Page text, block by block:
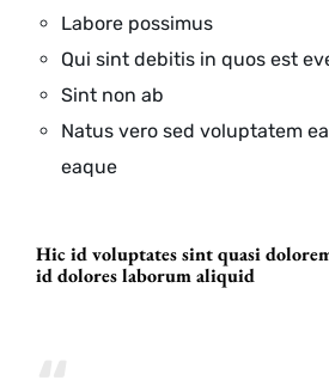
Labore possimus
Qui sint debitis in quos est
Sint non ab
Natus vero sed voluptatem
eaque
Hic id voluptates sint quasi
id dolores laborum aliquid